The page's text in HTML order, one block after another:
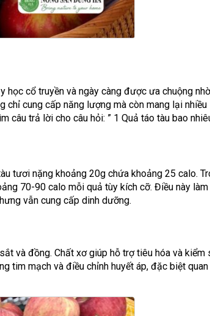
học cổ truyền và ngày càng được ưa chuộng
chỉ cung cấp năng lượng mà còn mang lại
câu trả lời cho câu hỏi: ” 1 Quả táo tàu bao
tươi nặng khoảng 20g chứa khoảng 25 calo.
70-90 calo mỗi quả tùy kích cỡ. Điều này
vẫn cung cấp dinh dưỡng.
và đồng. Chất xơ giúp hỗ trợ tiêu hóa và kiểm
tim mạch và điều chỉnh huyết áp, đặc biệt